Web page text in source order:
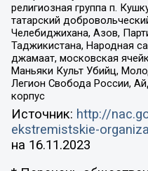
религиозная группа п.
татарский
Челебиджихана, Азов,
Таджикистана, Народная
джамаат, московская
Маньяки Культ Убийц,
Легион Свобода России,
корпус
Источник: http://
ekstremistskie-
на 16.11.2023